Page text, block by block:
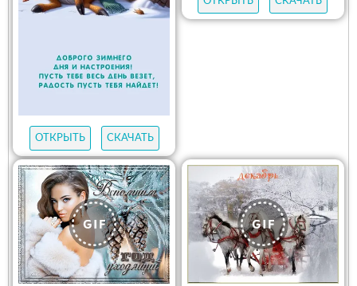
ОТКРЫТЬ СКАЧАТЬ